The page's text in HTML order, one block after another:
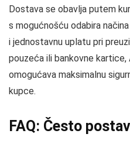
Dostava se obavlja putem
s mogućnošću odabira
i jednostavnu uplatu pri
pouzeća ili bankovne
omogućava maksimalnu
kupce.
FAQ: Često